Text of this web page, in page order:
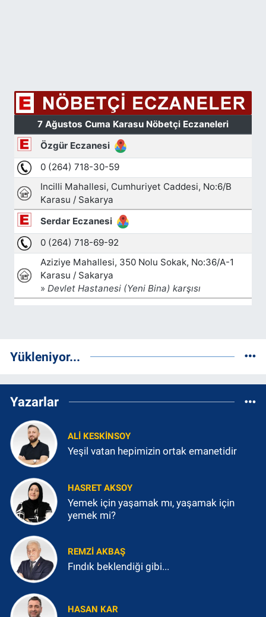
Yükleniyor...
Yazarlar
ALI KESKINSOY
Yeşil vatan hepimizin ortak emanetidir
HASRET AKSOY
Yemek için yaşamak mı, yaşamak için
yemek mi?
REMZI AKBAŞ
Fındık beklendiği gibi...
HASAN KAR